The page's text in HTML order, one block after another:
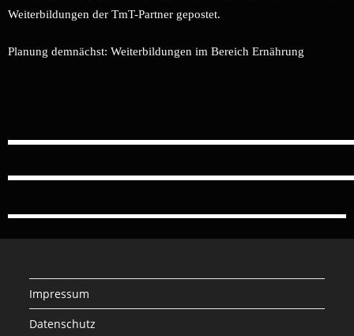
Weiterbildungen der TmT-Partner gepostet.
Planung demnächst: Weiterbildungen im Bereich Ernährung
Impressum
Datenschutz